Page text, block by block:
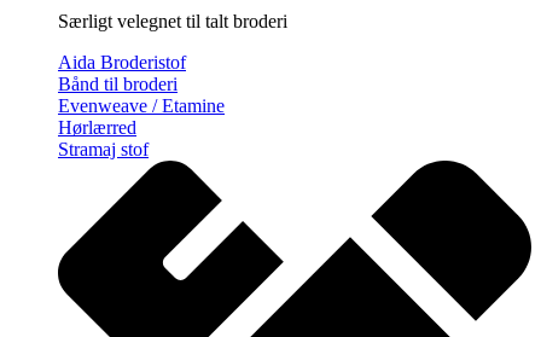
Særligt velegnet til talt broderi
Aida Broderistof
Bånd til broderi
Evenweave / Etamine
Hørlærred
Stramaj stof